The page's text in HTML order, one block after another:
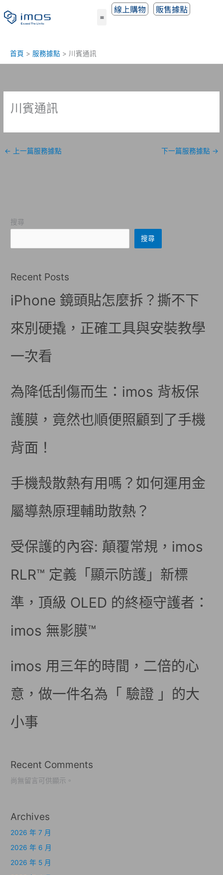
至
線上購物 販售據點
首頁 服務據點 川賓通訊
川賓通訊
← 上一篇服務據點 下一篇服務據點 →
搜尋
搜尋
Recent Posts
iPhone 鏡頭貼怎麼拆？撕不下
來別硬撬，正確工具與安裝教學
一次看
為降低刮傷而生：imos 背板保
護膜，竟然也順便照顧到了手機
背面！
手機殼散熱有用嗎？如何運用金
屬導熱原理輔助散熱？
受保護的內容: 顛覆常規，imos
RLR™ 定義「顯示防護」新標
準，頂級 OLED 的終極守護者：
imos 無影膜™
imos 用三年的時間，二倍的心
意，做一件名為「 驗證 」的大
小事
Recent Comments
尚無留言可供顯示。
Archives
2026 年 7 月
2026 年 6 月
2026 年 5 月